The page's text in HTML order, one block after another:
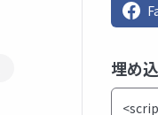
埋め